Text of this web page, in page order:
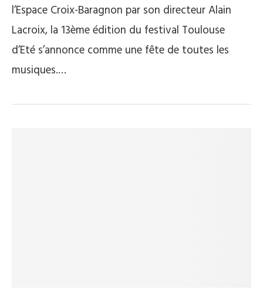
l’Espace Croix-Baragnon par son directeur Alain
Lacroix, la 13ème édition du festival Toulouse
d’Eté s’annonce comme une fête de toutes les
musiques.…